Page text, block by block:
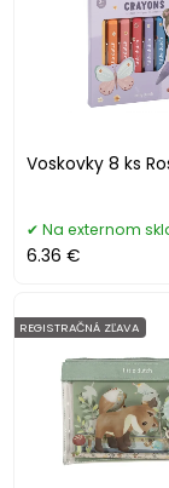
Voskovky 8 ks
Na externom
6.36 €
REGISTRAČNÁ ZĽAVA